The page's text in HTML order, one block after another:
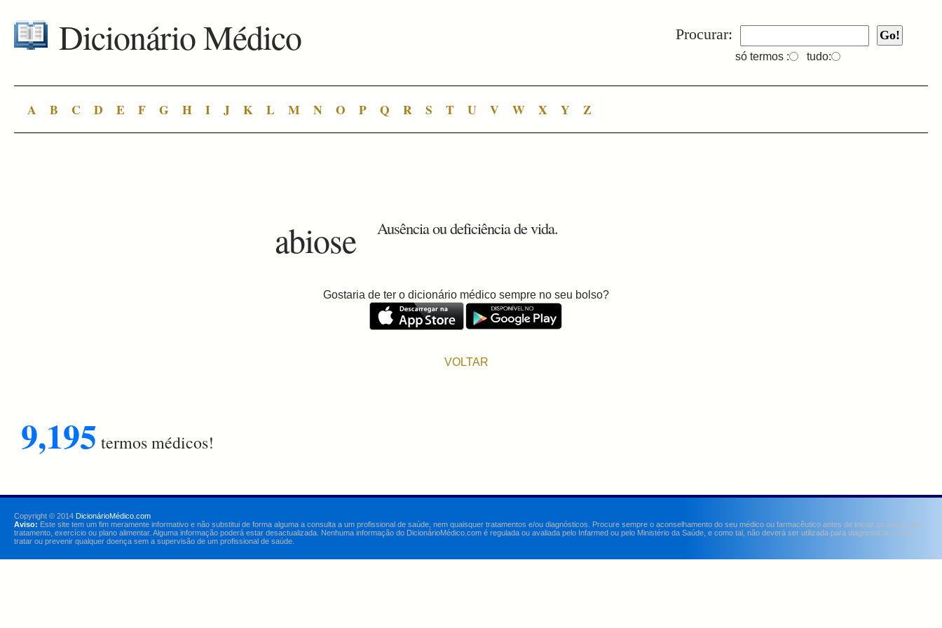
Procurar:
só termos : tudo:
Dicionário Médico
A B C D E F G H I J K L M N O P Q R S T U V W X Y Z
abiose Ausência ou deficiência de vida.
Gostaria de ter o dicionário médico sempre no seu bolso?
VOLTAR
9,195 termos médicos!
Copyright © 2014 DicionárioMédico.com
Aviso: Este site tem um fim meramente informativo e não substitui de forma alguma a consulta a um profissional de saúde, nem quaisquer tratamentos e/ou diagnósticos. Procure sempre o aconselhamento do seu médico ou farmacêutico antes de iniciar ou alterar um
tratamento, exercício ou plano alimentar. Alguma informação poderá estar desactualizada. Nenhuma informação do DicionárioMédico.com é regulada ou avaliada pelo Infarmed ou pelo Ministério da Saúde, e como tal, não deverá ser utilizada para diagnosticar, curar,
tratar ou prevenir qualquer doença sem a supervisão de um profissional de saúde.